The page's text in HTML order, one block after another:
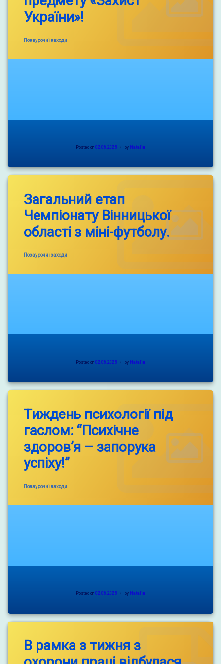
України»!
Categories:
Позаурочні заходи
Posted on 02.06.2025 by Natalia
Загальний етап
Чемпіонату Вінницької
області з міні-футболу.
Categories:
Позаурочні заходи
Posted on 02.06.2025 by Natalia
Тиждень психології під
гаслом: “Психічне
здоров’я – запорука
успіху!”
Categories:
Позаурочні заходи
Posted on 02.06.2025 by Natalia
В рамка з тижня з